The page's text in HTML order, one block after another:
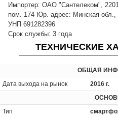
Импортер: ОАО "Сантелеком",
пом. 174 Юр. адрес: Минская обл.,
УНП 691282396
Срок службы: 3 года
ТЕХНИЧЕСКИЕ
ОБЩАЯ
Дата выхода на рынок
2016 г.
Тип